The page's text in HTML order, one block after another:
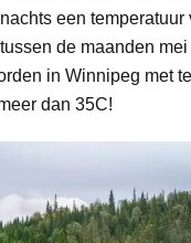
een
de maanden
in Winnipeg met
dan 35C!